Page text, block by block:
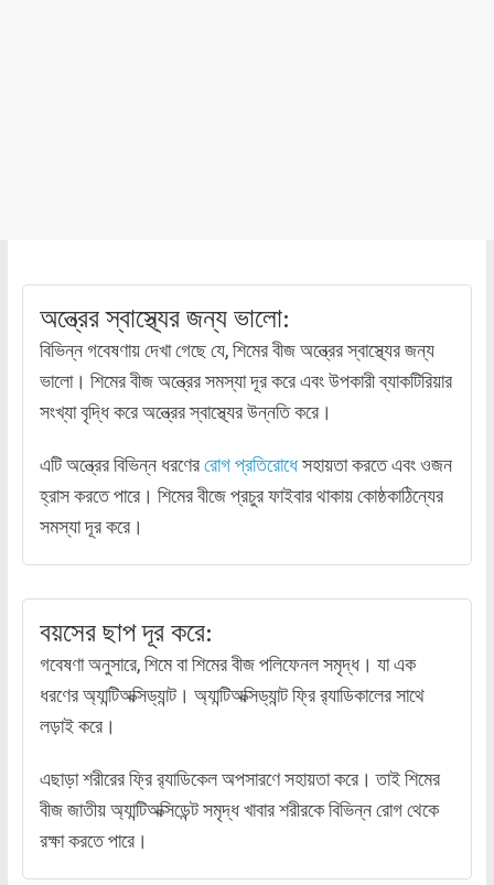
অন্ত্রের স্বাস্থ্যের জন্য ভালো:
বিভিন্ন গবেষণায় দেখা গেছে যে, শিমের বীজ অন্ত্রের স্বাস্থ্যের জন্য
ভালো। শিমের বীজ অন্ত্রের সমস্যা দূর করে এবং উপকারী ব্যাকটিরিয়ার
সংখ্যা বৃদ্ধি করে অন্ত্রের স্বাস্থ্যের উন্নতি করে।
এটি অন্ত্রের বিভিন্ন ধরণেররোগ প্রতিরোধেসহায়তা করতে এবং ওজন
হ্রাস করতে পারে। শিমের বীজে প্রচুর ফাইবার থাকায় কোষ্ঠকাঠিন্যের
সমস্যা দূর করে।
বয়সের ছাপ দূর করে:
গবেষণা অনুসারে, শিমে বা শিমের বীজ পলিফেনল সমৃদ্ধ। যা এক
ধরণের অ্যান্টিঅক্সিড্যান্ট। অ্যান্টিঅক্সিড্যান্ট ফ্রি র‌্যাডিকালের সাথে
লড়াই করে।
এছাড়া শরীরের ফ্রি র‌্যাডিকেল অপসারণে সহায়তা করে। তাই শিমের
বীজ জাতীয় অ্যান্টিঅক্সিডেন্ট সমৃদ্ধ খাবার শরীরকে বিভিন্ন রোগ থেকে
রক্ষা করতে পারে।